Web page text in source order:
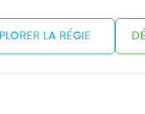
LA RÉGIE